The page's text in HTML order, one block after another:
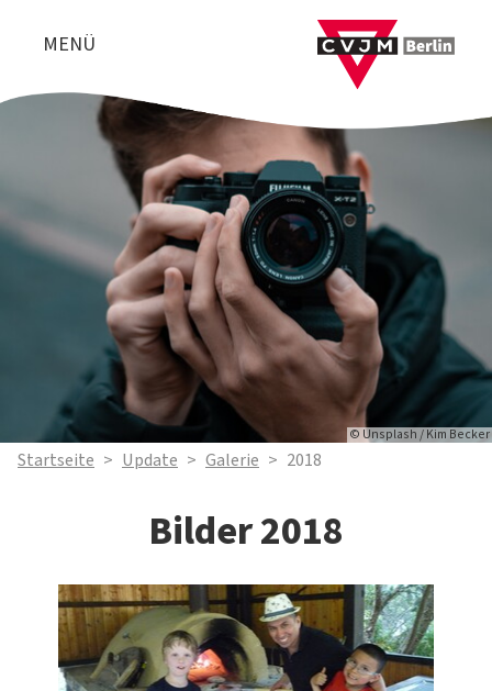
MENÜ
© Unsplash / Kim Becker
Startseite > Update > Galerie > 2018
Bilder 2018